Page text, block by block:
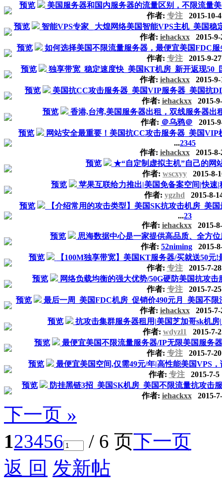
预览
美国服务器和国内服务器的流量区别，不限流量
作者: 专注2015-10-4
预览
智能VPS专家_ 大煌网络美国智能VPS主机_美国稳
作者: iehackxx2015-9-
预览
如何选择美国不限流量服务器，最便宜美国FDC服
作者: 专注2015-9-27
预览
独享带宽_稳定速度快_美国KT机房_新开返现50_
作者: iehackxx2015-9-
预览
美国抗CC攻击服务器_美国VIP服务器_美国抗
作者: iehackxx2015-
预览
香港,台湾,美国服务器出租，双线服务器出
作者: ＠乌鸦＠ 2015-
预览
网站安全最重要！美国抗CC攻击服务器_美国
...2345
作者: iehackxx2015-8-
预览
★“自定制虚拟主机”自己的网
作者: wscxyy 2015-8-
预览
苹果互联给力推出|美国免备案空间|快速
作者: ygzhd 2015-8-
预览
【介绍常用的攻击类型】美国SK抗攻击机房_美
...23
作者: iehackxx2015-
预览
思海数据中心是一家提供高品质、全方
作者: 52niming 2015-
预览
【100M独享带宽】美国KT服务器/买就送50元!
作者: 专注2015-7-28
预览
网络负载均衡的强大优势/50G硬防美国抗攻击
作者: 专注2015-7-25
预览
最后一周_美国FDC机房_促销价490元月_美国不
作者: iehackxx2015-7-
预览
抗攻击集群服务器租用|美国芝加哥sk机房
作者: wdyzl1 2015-7-
预览
最便宜美国不限流量服务器/IP无限美国服务
作者: 专注2015-7-20
预览
最便宜美国空间,仅需49元/年|高性能美国VPS，
作者: 专注2015-7-5
预览
防挂黑链3招_美国SK机房_美国不限流量抗攻击
作者: iehackxx2015-
下一页 »
123456 / 6 页下一页
返 回 发新帖